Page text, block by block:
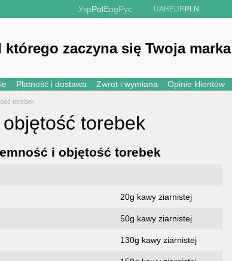
УкрPolEngРус UAH EUR PLN
zaczyna się Twoja marka
Płatność i dostawa Zwrot i wymiana Opinie klientów
torebek
torebek
i objętość torebek
20g kawy ziarnistej
50g kawy ziarnistej
130g kawy ziarnistej